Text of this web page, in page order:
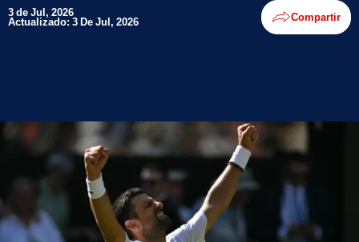
3 de Jul, 2026
Actualizado: 3 De Jul, 2026 Compartir